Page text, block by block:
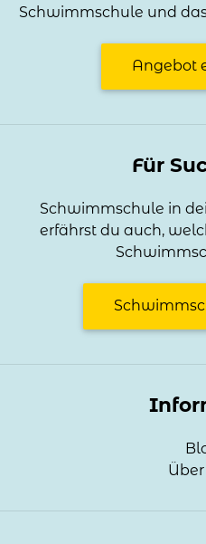
Schwimmschule und
Angebot
Für
Schwimmschule in
erfährst du auch,